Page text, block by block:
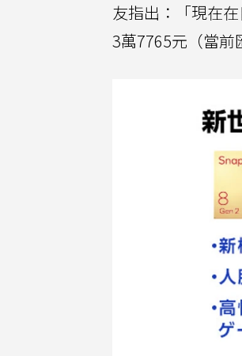
友指出：「現在
3萬7765元（當前